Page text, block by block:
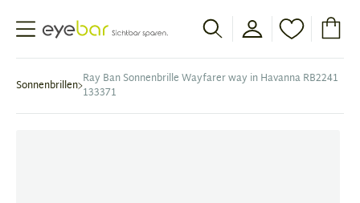
Abele Optic
Sonnenbrillen Ray Ban Sonnenbrille Wayfarer way in Havanna RB2241
133371